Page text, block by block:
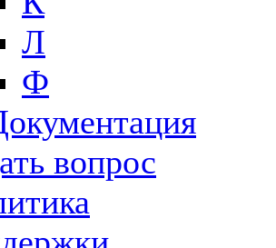
Л
Ф
вопрос